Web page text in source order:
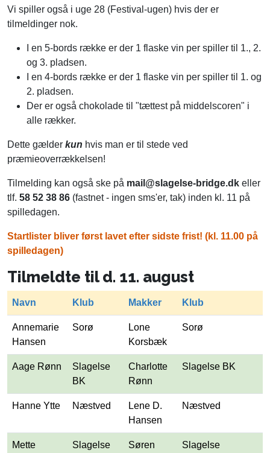
Vi spiller også i uge 28 (Festival-ugen) hvis der er
tilmeldinger nok.
I en 5-bords række er der 1 flaske vin per spiller til 1., 2.
og 3. pladsen.
I en 4-bords række er der 1 flaske vin per spiller til 1. og
2. pladsen.
Der er også chokolade til "tættest på middelscoren" i
alle rækker.
Dette gælder kun hvis man er til stede ved
præmieoverrækkelsen!
Tilmelding kan også ske på mail@slagelse-bridge.dk eller
tlf. 58 52 38 86 (fastnet - ingen sms'er, tak) inden kl. 11 på
spilledagen.
Startlister bliver først lavet efter sidste frist! (kl. 11.00 på
spilledagen)
Tilmeldte til d. 11. august
Navn Klub Makker Klub
Annemarie
Hansen
Sorø
Lone
Korsbæk
Sorø
Aage Rønn
Slagelse
BK
Charlotte
Rønn
Slagelse BK
Hanne Ytte Næstved
Lene D.
Hansen
Næstved
Mette
Slagelse
Søren
Slagelse